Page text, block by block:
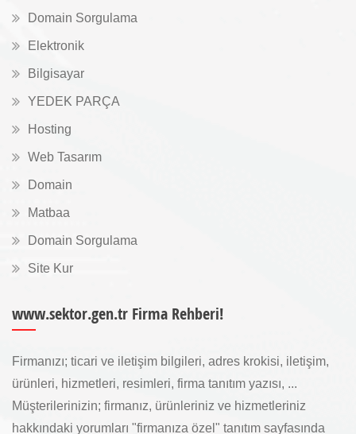
Domain Sorgulama
Elektronik
Bilgisayar
YEDEK PARÇA
Hosting
Web Tasarım
Domain
Matbaa
Domain Sorgulama
Site Kur
www.sektor.gen.tr Firma Rehberi!
Firmanızı; ticari ve iletişim bilgileri, adres krokisi, iletişim,
ürünleri, hizmetleri, resimleri, firma tanıtım yazısı, ...
Müşterilerinizin; firmanız, ürünleriniz ve hizmetleriniz
hakkındaki yorumları "firmanıza özel" tanıtım sayfasında